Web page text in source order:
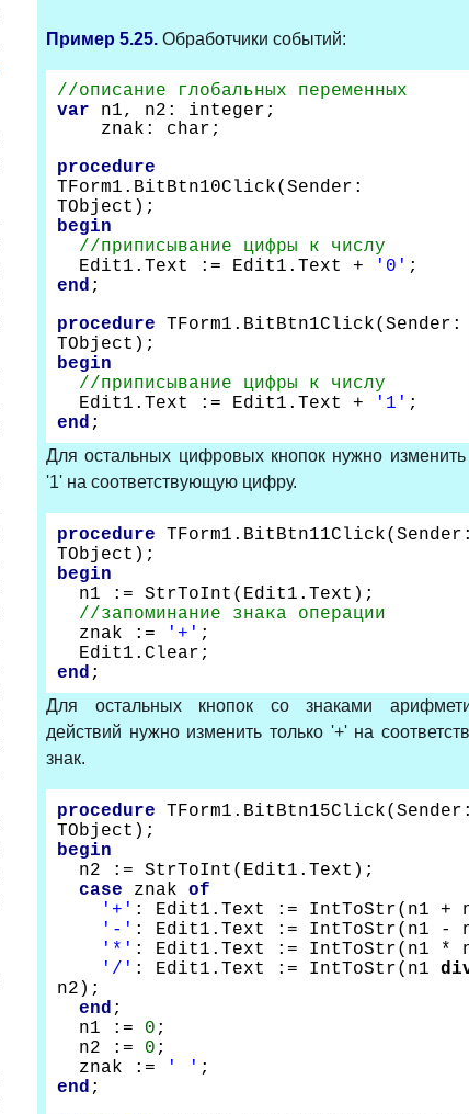
Пример 5.25. Обработчики событий:
//описание глобальных переменных
var
n1, n2: integer;
znak: char;
procedure
TForm1.BitBtn10Click(Sender:
TObject);
begin
//приписывание цифры к
числу
Edit1.Text := Edit1.Text +
'0' ;
end ;
procedure
TForm1.BitBtn1Click(Sender:
TObject);
begin
//приписывание цифры к
числу
Edit1.Text := Edit1.Text +
'1' ;
end ;
Для остальных цифровых кнопок нужно изменить
'1' на соответствующую цифру.
procedure
TForm1.BitBtn11Click(Sender:
TObject);
begin
n1 := StrToInt(Edit1.Text);
//запоминание знака операции
znak := '+' ;
Edit1. Clear ;
end ;
Для остальных кнопок со знаками
действий нужно изменить только '+' на
знак.
procedure
TForm1.BitBtn15Click(Sender:
TObject);
begin
n2 := StrToInt(Edit1.Text);
case
znak of
'+' : Edit1.Text := IntToStr(n1 +
'-' : Edit1.Text := IntToStr(n1 -
'*' : Edit1.Text := IntToStr(n1 *
'/' : Edit1.Text := IntToStr(n1
n2);
end ;
n1 := 0 ;
n2 := 0 ;
znak :=
' ' ;
end ;